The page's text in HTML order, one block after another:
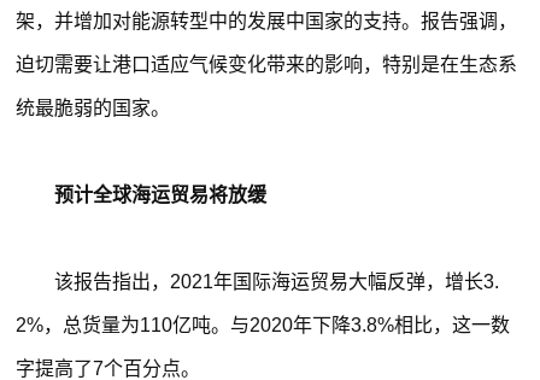
架，并增加对能源转型中的发展中国家的支持。报告强调，
迫切需要让港口适应气候变化带来的影响，特别是在生态系
统最脆弱的国家。
预计全球海运贸易将放缓
该报告指出，2021年国际海运贸易大幅反弹，增长3.
2%，总货量为110亿吨。与2020年下降3.8%相比，这一数
字提高了7个百分点。